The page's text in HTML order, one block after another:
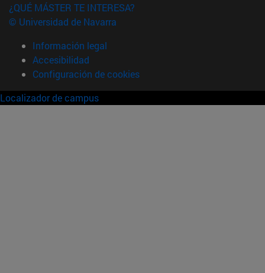
¿QUÉ MÁSTER TE INTERESA?
© Universidad de Navarra
Información legal
Accesibilidad
Configuración de cookies
Localizador de campus